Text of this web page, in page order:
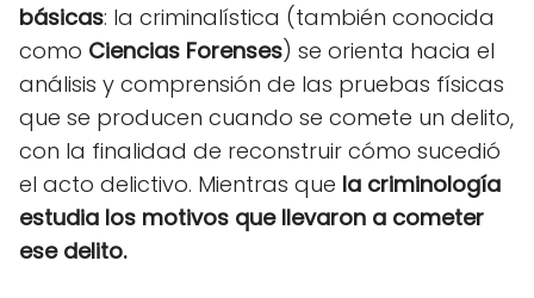
básicas: la criminalística (también conocida
como Ciencias Forenses) se orienta hacia el
análisis y comprensión de las pruebas físicas
que se producen cuando se comete un delito,
con la finalidad de reconstruir cómo sucedió
el acto delictivo. Mientras que la criminología
estudia los motivos que llevaron a cometer
ese delito.